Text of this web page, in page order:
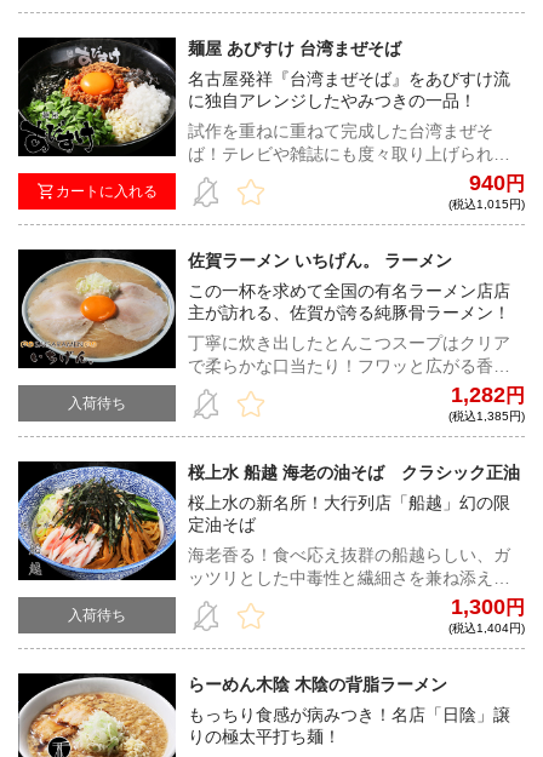
スが絶妙に合わさった極上のキーマカレ
カートに入れる
麺屋 あびすけ 台湾まぜそば
名古屋発祥『台湾まぜそば』をあびすけ流
に独自アレンジしたやみつきの一品！
試作を重ねに重ねて完成した台湾まぜそ
ば！テレビや雑誌にも度々取り上げられて
いる今ではあびすけを代表するメニュー！
940円
(税込1,015円)
入荷待ち
佐賀ラーメン いちげん。 ラーメン
この一杯を求めて全国の有名ラーメン店店
主が訪れる、佐賀が誇る純豚骨ラーメン！
丁寧に炊き出したとんこつスープはクリア
で柔らかな口当たり！フワッと広がる香り
と、きめ細やかな純豚骨の旨み溢れる、佐
賀ラーメンを堪能していただきたい！
1,282円
(税込1,385円)
入荷待ち
桜上水 船越 海老の油そば クラシック正油
桜上水の新名所！大行列店「船越」幻の限
定油そば
海老香る！食べ応え抜群の船越らしい、ガ
ッツリとした中毒性と繊細さを兼ね添えた
逸品。魚介の風味も豊かで、バラエティに
富んだ食感と、味をお楽しみください！
1,300円
(税込1,404円)
らーめん木陰 木陰の背脂ラーメン
もっちり食感が病みつき！名店「日陰」譲
りの極太平打ち麺！